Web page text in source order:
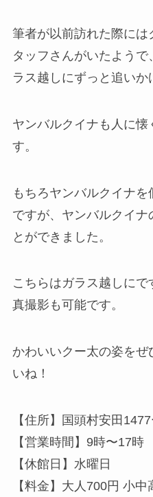
筆者が以前訪れた際には
タッフさんがいたよう
ラス越しにずっと追いか
ヤンバルクイナも人に
す。
もちろヤンバルクイナ
ですが、ヤンバルクイナ
とができました。
こちらはガラス越しに
真撮影も可能です。
かわいいクー太の姿をぜ
いね！
【住所】国頭村安田
【営業時間】9時〜17時
【休館日】水曜日
【料金】大人700円 小中